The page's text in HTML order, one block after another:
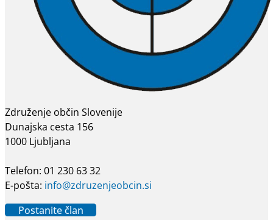
Združenje občin Slovenije
Dunajska cesta 156
1000 Ljubljana
Telefon: 01 230 63 32
E-pošta: info@zdruzenjeobcin.si
Postanite član